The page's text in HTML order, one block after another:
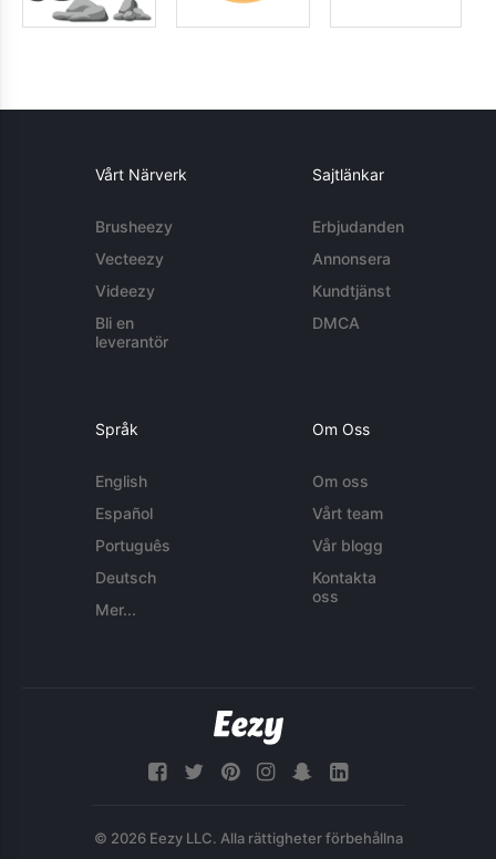
Vårt Närverk
Brusheezy
Vecteezy
Videezy
Bli en
leverantör
Sajtlänkar
Erbjudanden
Annonsera
Kundtjänst
DMCA
Språk
English
Español
Português
Deutsch
Mer...
Om Oss
Om oss
Vårt team
Vår blogg
Kontakta
oss
© 2026 Eezy LLC. Alla rättigheter förbehållna